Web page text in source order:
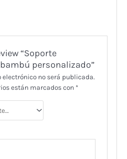
“Soporte
personalizado”
electrónico no será publicada.
están marcados con *